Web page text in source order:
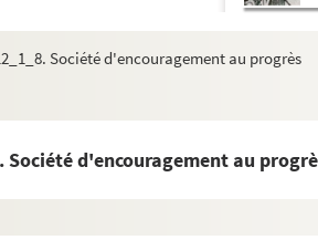
Société d'encouragement au progrès
Société d'encouragement au